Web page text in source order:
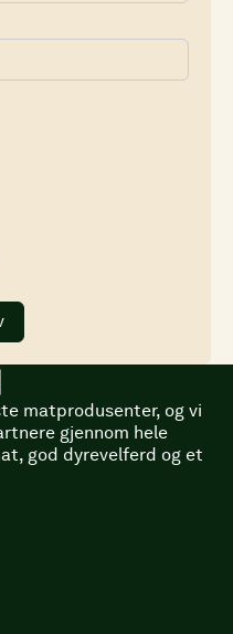
matprodusenter, og vi
gjennom hele
god dyrevelferd og et